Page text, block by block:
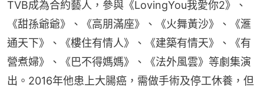
TVB成為合約藝人，參與《LovingYou我愛你2》、
《甜孫爺爺》、《高朋滿座》、《火舞黃沙》、《滙
通天下》、《樓住有情人》、《建築有情天》、《有
營煮婦》、《巴不得媽媽》、《法外風雲》等劇集演
出。2016年他患上大腸癌，需做手術及停工休養，但